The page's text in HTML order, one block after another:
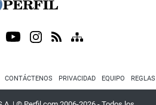
CONTÁCTENOS PRIVACIDAD EQUIPO